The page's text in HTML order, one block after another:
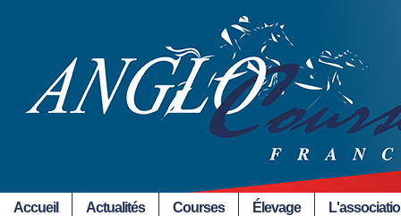
Accueil Actualités Courses Élevage